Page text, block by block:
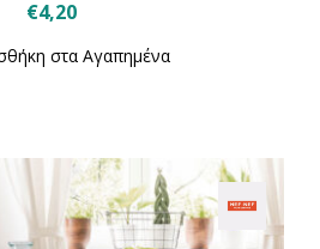
€4,20
το
παραλλαγές.
επιλογές
μπορούν
στα Αγαπημένα